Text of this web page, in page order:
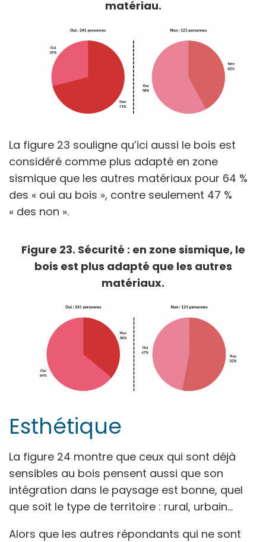
matériau.
La figure 23 souligne qu’ici aussi le bois est
considéré comme plus adapté en zone
sismique que les autres matériaux pour 64 %
des « oui au bois », contre seulement 47 %
« des non ».
Figure 23. Sécurité : en zone sismique, le
bois est plus adapté que les autres
matériaux.
Esthétique
La figure 24 montre que ceux qui sont déjà
sensibles au bois pensent aussi que son
intégration dans le paysage est bonne, quel
que soit le type de territoire : rural, urbain…
Alors que les autres répondants qui ne sont